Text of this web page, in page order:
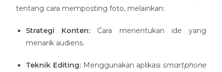
tentang cara memposting foto, melainkan:
Strategi Konten: Cara menentukan ide yang
menarik audiens.
Teknik Editing:Menggunakan aplikasi smartphone